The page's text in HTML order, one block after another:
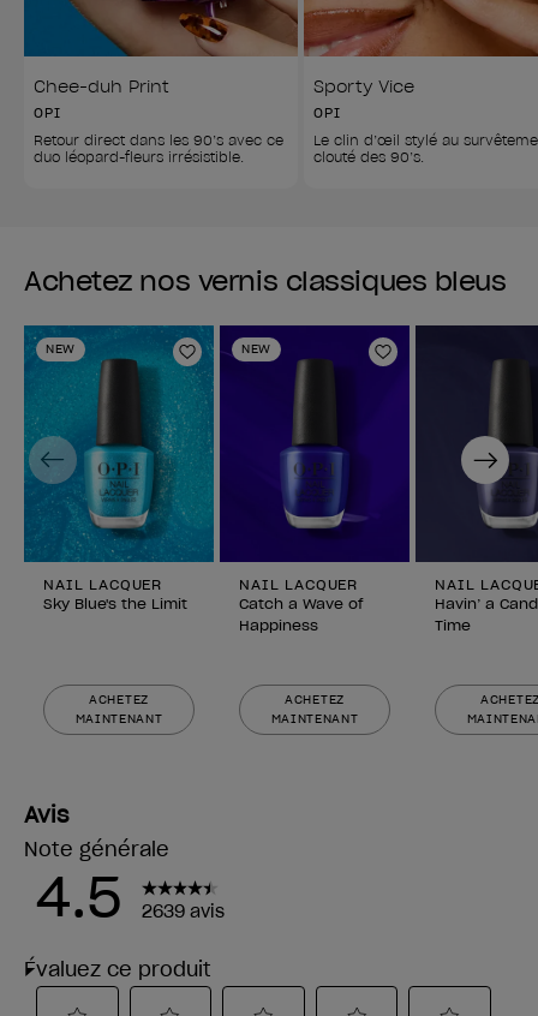
Chee-duh Print
OPI
Retour direct dans les 90’s avec ce
duo léopard-fleurs irrésistible.
Sporty Vice
OPI
Le clin d’œil stylé au
clouté des 90’s.
Achetez nos vernis classiques bleus
NEW
Ajouter aux favoris
NAIL LACQUER
Sky Blue's the Limit
ACHETEZ
MAINTENANT
NEW
Ajouter aux
NAIL LACQUER
Catch a Wave of
Happiness
ACHETEZ
MAINTENANT
NAIL
Havin’ a
Time
Previous Next